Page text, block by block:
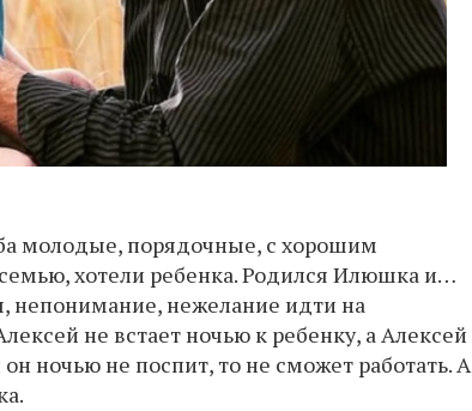
молодые, порядочные, с хорошим
хотели ребенка. Родился Илюшка и…
непонимание, нежелание идти на
не встает ночью к ребенку, а Алексей
ночью не поспит, то не сможет работать. А